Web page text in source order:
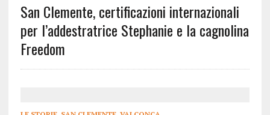
San Clemente, certificazioni internazionali
per l’addestratrice Stephanie e la cagnolina
Freedom